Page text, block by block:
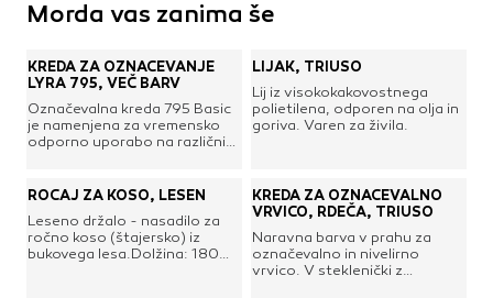
Morda vas zanima še
KREDA ZA OZNAČEVANJE
LYRA 795, VEČ BARV
Označevalna kreda 795 Basic
je namenjena za vremensko
odporno uporabo na različnih
drugje. Izdelana na oljni
osnovi, nelomljiva in
šesterokotne oblike. Kreda je
predhodno zašiljena in brez
ovoja.
LIJAK, TRIUSO
Lij iz visokokakovostnega
polietilena, odporen na olja in
goriva. Varen za živila.
ROČAJ ZA KOSO, LESEN
Leseno držalo - nasadilo za
ročno koso (štajersko) iz
bukovega lesa.Dolžina: 180
KREDA ZA OZNAČEVALNO
VRVICO, RDEČA, TRIUSO
Naravna barva v prahu za
označevalno in nivelirno
vrvico. V steklenički z